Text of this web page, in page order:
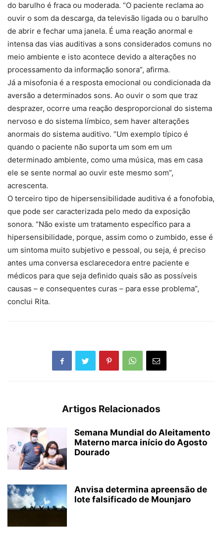
do barulho é fraca ou moderada. “O paciente reclama ao
ouvir o som da descarga, da televisão ligada ou o barulho
de abrir e fechar uma janela. É uma reação anormal e
intensa das vias auditivas a sons considerados comuns no
meio ambiente e isto acontece devido a alterações no
processamento da informação sonora”, afirma.
Já a misofonia é a resposta emocional ou condicionada da
aversão a determinados sons. Ao ouvir o som que traz
desprazer, ocorre uma reação desproporcional do sistema
nervoso e do sistema límbico, sem haver alterações
anormais do sistema auditivo. “Um exemplo típico é
quando o paciente não suporta um som em um
determinado ambiente, como uma música, mas em casa
ele se sente normal ao ouvir este mesmo som”,
acrescenta.
O terceiro tipo de hipersensibilidade auditiva é a fonofobia,
que pode ser caracterizada pelo medo da exposição
sonora. “Não existe um tratamento específico para a
hipersensibilidade, porque, assim como o zumbido, esse é
um sintoma muito subjetivo e pessoal, ou seja, é preciso
antes uma conversa esclarecedora entre paciente e
médicos para que seja definido quais são as possíveis
causas – e consequentes curas – para esse problema”,
conclui Rita.
Artigos Relacionados
Semana Mundial do Aleitamento
Materno marca início do Agosto
Dourado
Anvisa determina apreensão de
lote falsificado de Mounjaro